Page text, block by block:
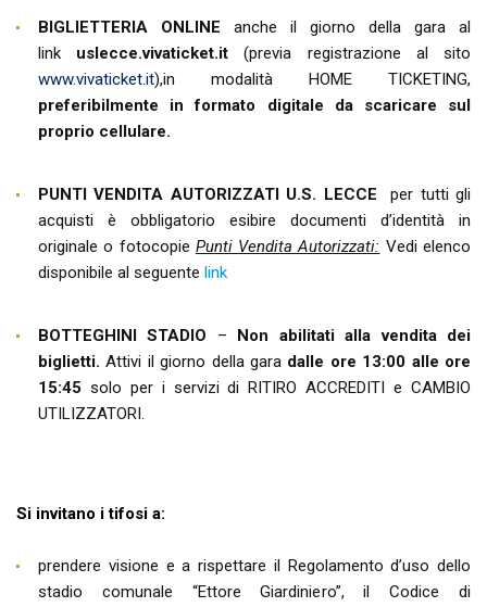
BIGLIETTERIA ONLINE anche il giorno della gara al
link uslecce.vivaticket.it (previa registrazione al sito
www.vivaticket.it),in modalità HOME TICKETING,
preferibilmente in formato digitale da scaricare sul
proprio cellulare.
PUNTI VENDITA AUTORIZZATI U.S. LECCEper tutti gli
acquisti è obbligatorio esibire documenti d’identità in
originale o fotocopie Punti Vendita Autorizzati: Vedi elenco
disponibile al seguente link
BOTTEGHINI STADIO – Non abilitati alla vendita dei
biglietti.Attivi il giorno della gara dalle ore 13:00 alle ore
15:45 solo per i servizi di RITIRO ACCREDITI e CAMBIO
UTILIZZATORI.
Si invitano i tifosi a:
prendere visione e a rispettare il Regolamento d’uso dello
stadio comunale “Ettore Giardiniero”, il Codice di